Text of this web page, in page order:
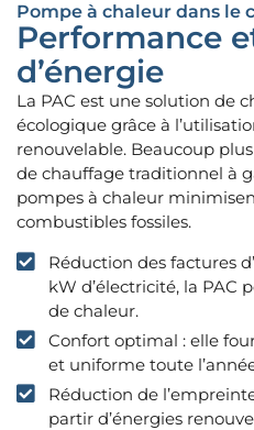
Pompe à chaleur dans le
Performance
d’énergie
La PAC est une solution de
écologique grâce à
renouvelable. Beaucoup
de chauffage traditionnel à
pompes à chaleur
combustibles fossiles.
Réduction des factures
kW d’électricité, la PAC
de chaleur.
Confort optimal : elle
et uniforme toute
Réduction de
partir d’énergies